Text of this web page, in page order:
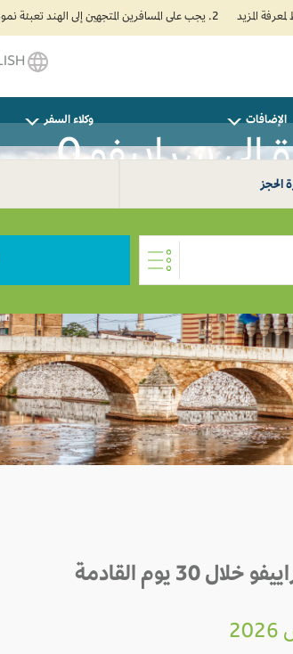
2. يجب على المسافرين المتجهين إلى الهند تعبئة نموذج الإقرار الصحي الذاتي (Air Suvidha) الإلزامي قبل موعد الوصول بـ 24 ساعة على الأقل. اضغط هنا للدخول إلى بوابة Air Suvidha.
الإضافات وكلاء السفر
سراييفو 0
الحجز
يوم القادمة